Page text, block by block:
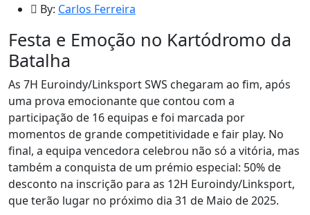
By: Carlos Ferreira
Festa e Emoção no Kartódromo da
Batalha
As 7H Euroindy/Linksport SWS chegaram ao fim, após
uma prova emocionante que contou com a
participação de 16 equipas e foi marcada por
momentos de grande competitividade e fair play. No
final, a equipa vencedora celebrou não só a vitória, mas
também a conquista de um prémio especial: 50% de
desconto na inscrição para as 12H Euroindy/Linksport,
que terão lugar no próximo dia 31 de Maio de 2025.